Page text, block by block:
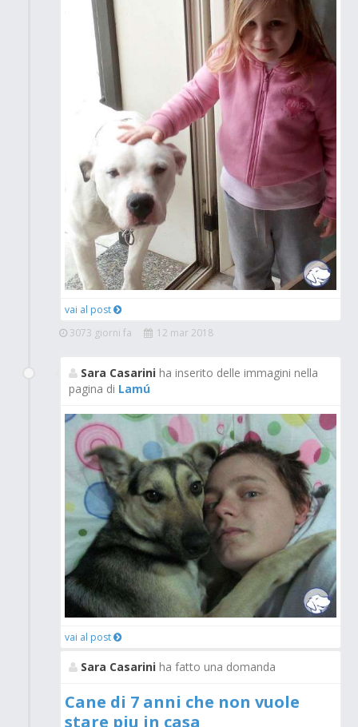
vai al post
3073 giorni fa
12 mar 2018
Sara Casarini ha inserito delle immagini nella
pagina di Lamú
vai al post
Sara Casarini ha fatto una domanda
Cane di 7 anni che non vuole
stare piu in casa